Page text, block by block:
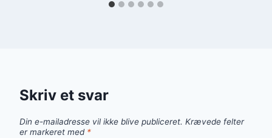
Skriv et svar
Din e-mailadresse vil ikke blive publiceret. Krævede felter
er markeret med *